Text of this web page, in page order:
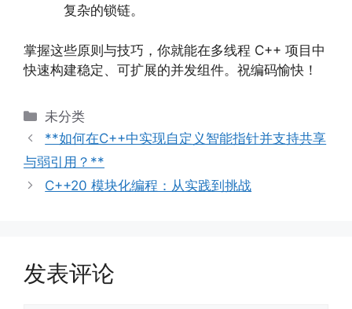
复杂的锁链。
掌握这些原则与技巧，你就能在多线程 C++ 项目中
快速构建稳定、可扩展的并发组件。祝编码愉快！
分
类
未分类
**如何在C++中实现自定义智能指针并支持共享
与弱引用？**
C++20 模块化编程：从实践到挑战
发表评论